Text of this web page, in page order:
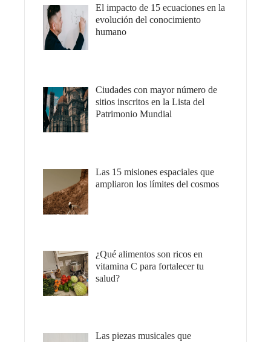
El impacto de 15 ecuaciones en la
evolución del conocimiento
humano
Ciudades con mayor número de
sitios inscritos en la Lista del
Patrimonio Mundial
Las 15 misiones espaciales que
ampliaron los límites del cosmos
¿Qué alimentos son ricos en
vitamina C para fortalecer tu
salud?
Las piezas musicales que